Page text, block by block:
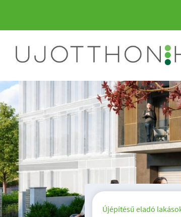
ÚJ ÉPÍTÉSŰ
Újépítésű eladó